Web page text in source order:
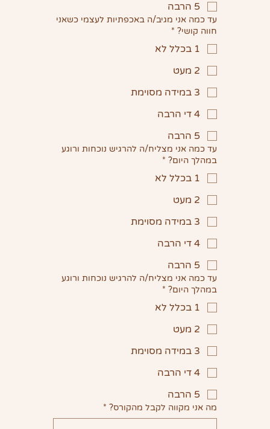
5 הרבה
עד כמה אני מגיב/ה באכפתיות לעצמי כשאני
חווה קושי? *
1 בכלל לא
2 מעט
3 במידה מסוימת
4 די הרבה
5 הרבה
עד כמה אני מצליח/ה להרגיש נוכחות ורוגע
במהלך היום? *
1 בכלל לא
2 מעט
3 במידה מסוימת
4 די הרבה
5 הרבה
עד כמה אני מצליח/ה להרגיש נוכחות ורוגע
במהלך היום? *
1 בכלל לא
2 מעט
3 במידה מסוימת
4 די הרבה
5 הרבה
מה אני מקווה לקבל מהקורס? *